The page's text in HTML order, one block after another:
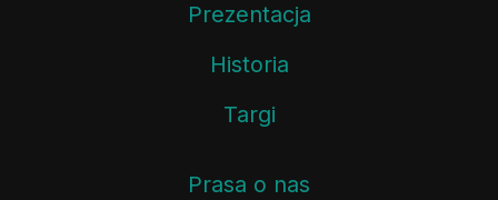
Prezentacja
Historia
Targi
Prasa o nas